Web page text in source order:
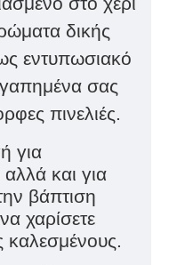
δικής
εντυπωσιακό
σας
πινελιές.
για
και για
βάπτιση
χαρίσετε